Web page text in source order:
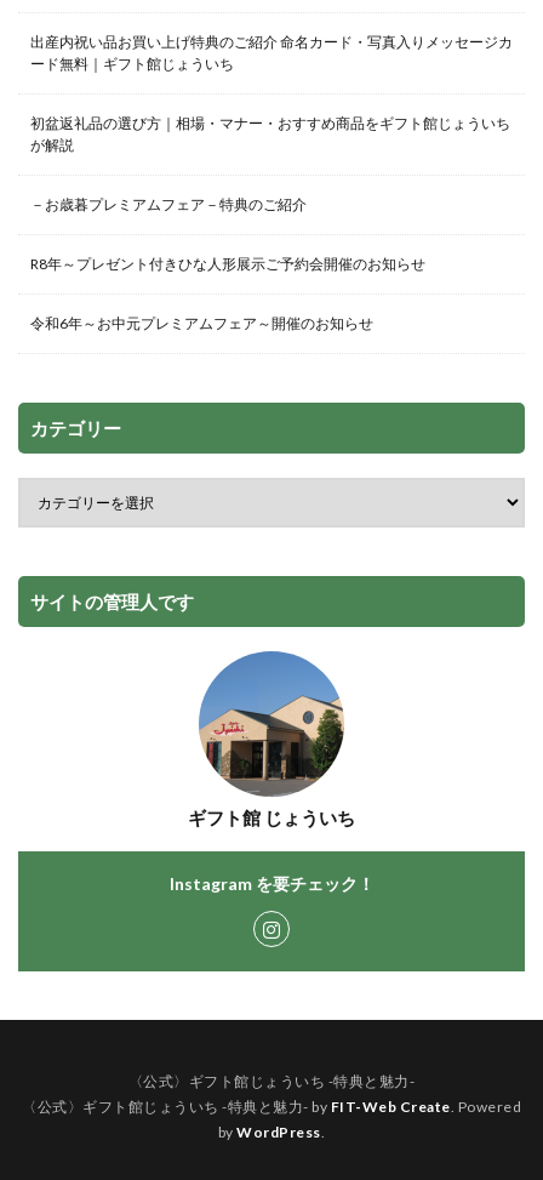
出産内祝い品お買い上げ特典のご紹介 命名カード・写真入りメッセージカ
ード無料｜ギフト館じょういち
初盆返礼品の選び方｜相場・マナー・おすすめ商品をギフト館じょういち
が解説
－お歳暮プレミアムフェア－特典のご紹介
R8年～プレゼント付きひな人形展示ご予約会開催のお知らせ
令和6年～お中元プレミアムフェア～開催のお知らせ
カテゴリー
サイトの管理人です
ギフト館 じょういち
Instagram を要チェック！
〈公式〉ギフト館じょういち -特典と魅力-
〈公式〉ギフト館じょういち -特典と魅力- by FIT-Web Create . Powered
byWordPress